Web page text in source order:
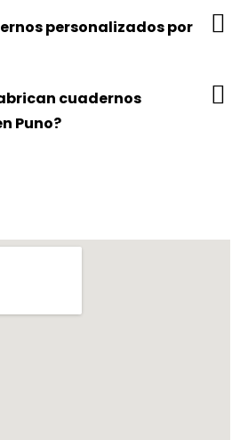
personalizados por
cuadernos
Puno?